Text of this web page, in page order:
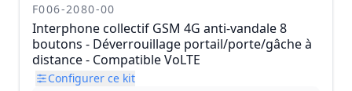
F006-2080-00
Interphone collectif GSM 4G anti-vandale 8
boutons - Déverrouillage portail/porte/gâche à
distance - Compatible VoLTE
Configurer ce kit